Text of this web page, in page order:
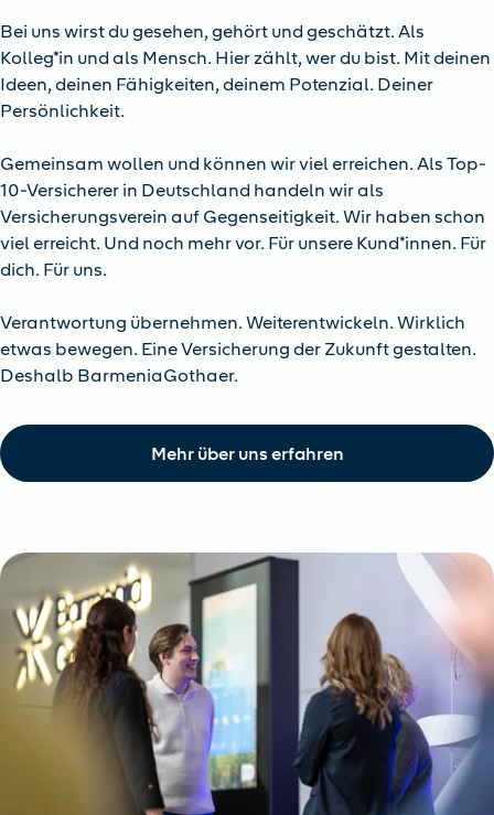
Bei uns wirst du gesehen, gehört und geschätzt. Als
Kolleg*in und als Mensch. Hier zählt, wer du bist. Mit deinen
Ideen, deinen Fähigkeiten, deinem Potenzial. Deiner
Persönlichkeit.
Gemeinsam wollen und können wir viel erreichen. Als Top-
10-Versicherer in Deutschland handeln wir als
Versicherungsverein auf Gegenseitigkeit. Wir haben schon
viel erreicht. Und noch mehr vor. Für unsere Kund*innen. Für
dich. Für uns.
Verantwortung übernehmen. Weiterentwickeln. Wirklich
etwas bewegen. Eine Versicherung der Zukunft gestalten.
Deshalb BarmeniaGothaer.
Mehr über uns erfahren